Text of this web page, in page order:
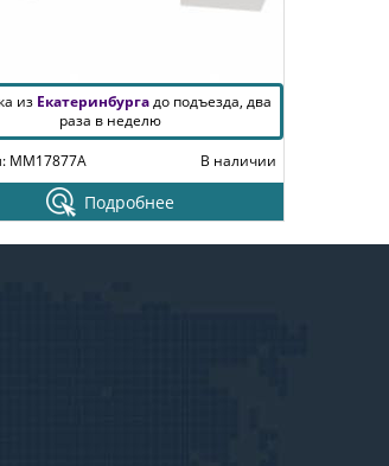
из Екатеринбургадо подъезда, два
раза в неделю
MM17877A
В наличии
Подробнее